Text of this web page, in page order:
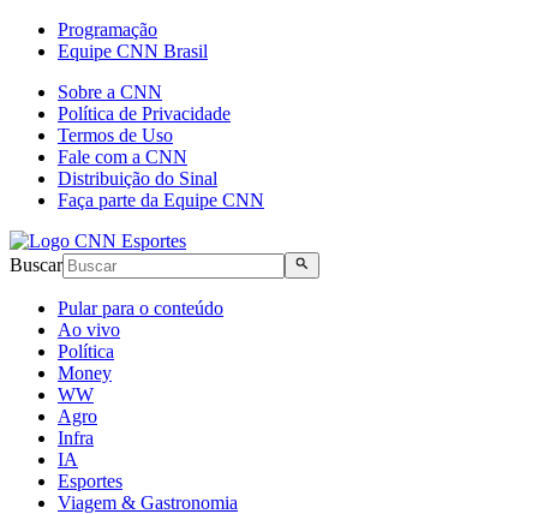
Programação
Equipe CNN Brasil
Sobre a CNN
Política de Privacidade
Termos de Uso
Fale com a CNN
Distribuição do Sinal
Faça parte da Equipe CNN
Buscar
Pular para o conteúdo
Ao vivo
Política
Money
WW
Agro
Infra
IA
Esportes
Viagem & Gastronomia